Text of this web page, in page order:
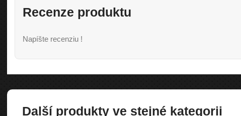
Recenze produktu
Napíšte recenziu !
Další produkty ve stejné kategorii